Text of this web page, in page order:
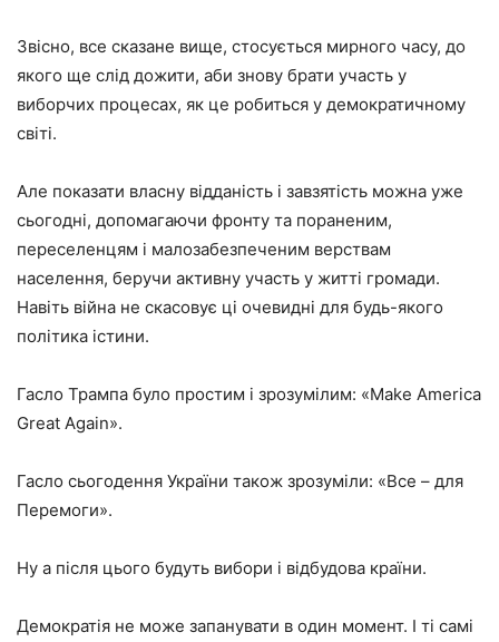
Звісно, все сказане вище, стосується мирного часу, до
якого ще слід дожити, аби знову брати участь у
виборчих процесах, як це робиться у демократичному
світі.
Але показати власну відданість і завзятість можна уже
сьогодні, допомагаючи фронту та пораненим,
переселенцям і малозабезпеченим верствам
населення, беручи активну участь у житті громади.
Навіть війна не скасовує ці очевидні для будь-якого
політика істини.
Гасло Трампа було простим і зрозумілим: «Make America
Great Again».
Гасло сьогодення України також зрозуміли: «Все – для
Перемоги».
Ну а після цього будуть вибори і відбудова країни.
Демократія не може запанувати в один момент. І ті самі